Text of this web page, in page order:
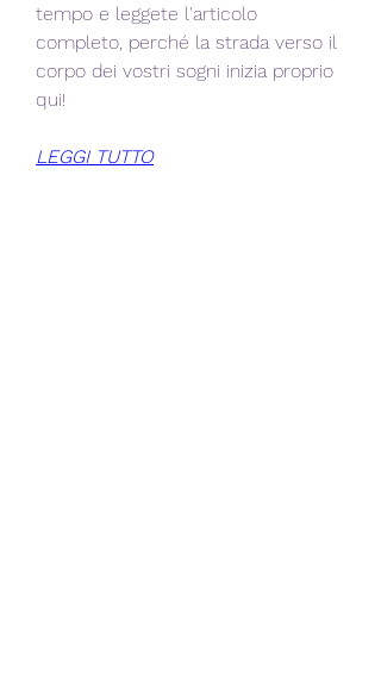
tempo e leggete l'articolo
completo, perché la strada verso il
corpo dei vostri sogni inizia proprio
qui!
LEGGI TUTTO